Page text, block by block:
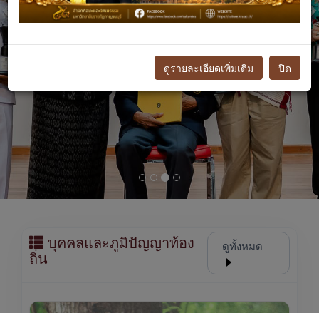
บุคคลและภูมิปัญญาท้อง
ถิ่น
ดูทั้งหมด
ดูรายละเอียดเพิ่มเติม ปิด